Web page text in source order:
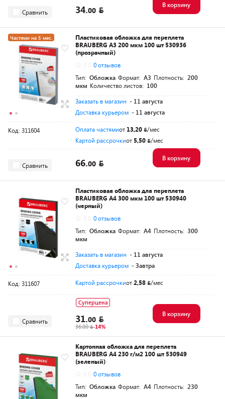
Сравнить 34.00
В корзину
Частями на 5 мес.
Пластиковая обложка для переплета
BRAUBERG A3 200 мкм 100 шт 530936
(прозрачный)
0 отзывов
Тип: Обложка Формат: A3 Плотность: 200
мкм Количество листов: 100
Заказать в магазин - 11 августа
Доставка курьером - 11 августа
Код: 311604 Оплата частямиот 13,20
/мес
Картой рассрочкиот 5,50 /мес
Сравнить 66.00
В корзину
Пластиковая обложка для переплета
BRAUBERG A4 300 мкм 100 шт 530940
(черный)
0 отзывов
Тип: Обложка Формат: A4 Плотность: 300
мкм
Заказать в магазин - 11 августа
Доставка курьером - Завтра
Код: 311607 Картой рассрочкиот2,58 /мес
Сравнить
Суперцена
31.00
36.00 -14%
В корзину
Картонная обложка для переплета
BRAUBERG A4 230 г/м2 100 шт 530949
(зеленый)
0 отзывов
Тип: Обложка Формат: A4 Плотность: 230
мкм